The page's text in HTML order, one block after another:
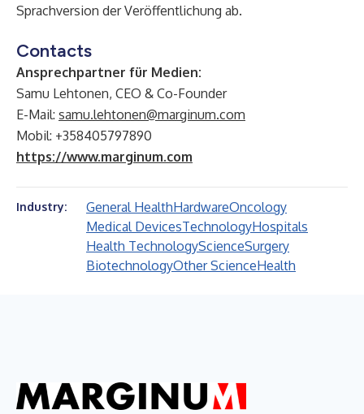
Sprachversion der Veröffentlichung ab.
Contacts
Ansprechpartner für Medien:
Samu Lehtonen, CEO & Co-Founder
E-Mail: samu.lehtonen@marginum.com
Mobil: +358405797890
https://www.marginum.com
Industry: General HealthHardwareOncology
Medical DevicesTechnologyHospitals
Health TechnologyScienceSurgery
BiotechnologyOther ScienceHealth